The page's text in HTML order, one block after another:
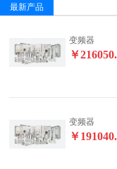
最新产品
变频器
￥
变频器
￥